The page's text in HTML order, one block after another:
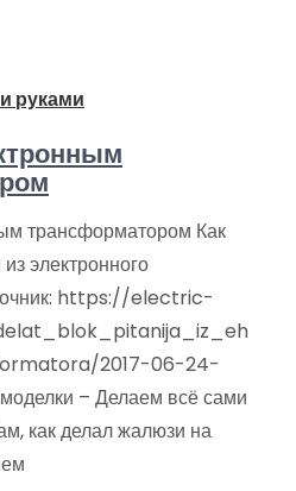
руками
трансформатором Как
электронного
https://electric-
2017-06-24-
– Делаем всё сами
как делал жалюзи на